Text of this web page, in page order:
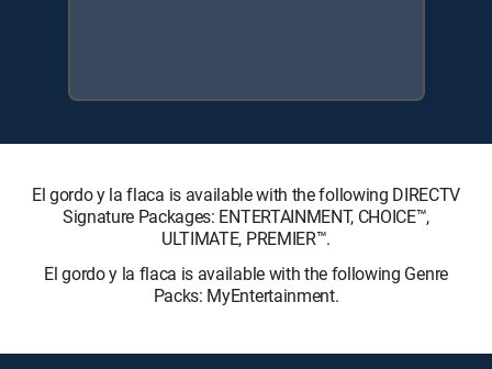
El gordo y la flaca is available with the following DIRECTV
Signature Packages: ENTERTAINMENT, CHOICE™,
ULTIMATE, PREMIER™.
El gordo y la flaca is available with the following Genre
Packs: MyEntertainment.